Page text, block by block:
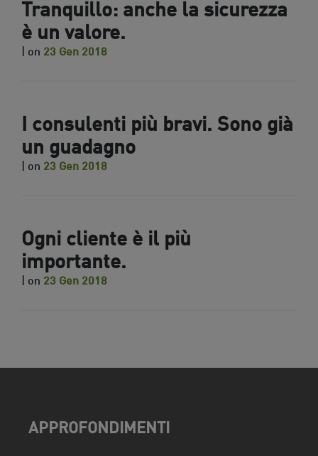
Tranquillo: anche la sicurezza
è un valore.
| on 23 Gen 2018
I consulenti più bravi. Sono già
un guadagno
| on 23 Gen 2018
Ogni cliente è il più
importante.
| on 23 Gen 2018
APPROFONDIMENTI